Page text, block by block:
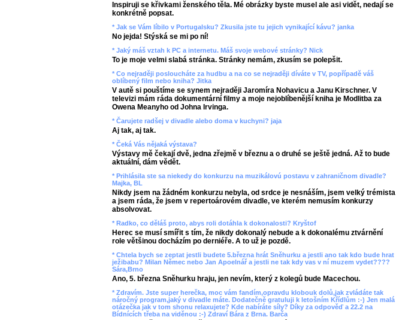
Inspiruji se křivkami ženského těla. Mé obrázky byste musel ale asi vidět, nedají se
konkrétně popsat.
* Jak se Vám líbilo v Portugalsku? Zkusila jste tu jejich vynikající kávu? janka
No jejda! Stýská se mi po ní!
* Jaký máš vztah k PC a internetu. Máš svoje webové stránky? Nick
To je moje velmi slabá stránka. Stránky nemám, zkusím se polepšit.
* Co nejraději posloucháte za hudbu a na co se nejraději díváte v TV, popřípadě váš
oblíbený film nebo kniha? Jitka
V autě si pouštíme se synem nejraději Jaromíra Nohavicu a Janu Kirschner. V
televizi mám ráda dokumentární filmy a moje nejoblíbenější kniha je Modlitba za
Owena Meanyho od Johna Irvinga.
* Čarujete radšej v divadle alebo doma v kuchyni? jaja
Aj tak, aj tak.
* Čeká Vás nějaká výstava?
Výstavy mě čekají dvě, jedna zřejmě v březnu a o druhé se ještě jedná. Až to bude
aktuální, dám vědět.
* Prihlásila ste sa niekedy do konkurzu na muzikálovú postavu v zahraničnom divadle?
Majka, BL
Nikdy jsem na žádném konkurzu nebyla, od srdce je nesnáším, jsem velký trémista
a jsem ráda, že jsem v repertoárovém divadle, ve kterém nemusím konkurzy
absolvovat.
* Radko, co děláš proto, abys roli dotáhla k dokonalosti? Kryštof
Herec se musí smířit s tím, že nikdy dokonalý nebude a k dokonalému ztvárnění
role většinou docházím po derniéře. A to už je pozdě.
* Chtela bych se zeptat jestli budete 5.března hrát Sněhurku a jestli ano tak kdo bude hrat
ježibabu? Milan Němec nebo Jan Apoelnář a jestli ne tak kdy vas v ní muzem vydet????
Sára,Brno
Ano, 5. března Sněhurku hraju, jen nevím, který z kolegů bude Macechou.
* Zdravím. Jste super herečka, moc vám fandím,opravdu klobouk dolů,jak zvládáte tak
náročný program,jaký v divadle máte. Dodatečně gratuluji k letošním Křídlům :-) Jen malá
otázečka jak v tom shonu relaxujete? Kde nabíráte síly? Díky za odpověď a 22.2 na
Bídnících třeba na viděnou :-) Zdraví Bára z Brna. Barča